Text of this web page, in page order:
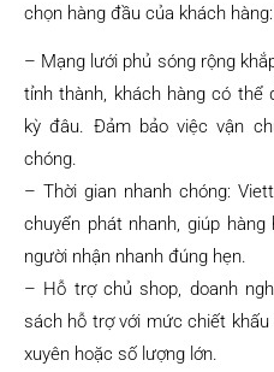
chọn hàng đầu của khách hàng:
– Mạng lưới phủ sóng rộng
tỉnh thành, khách hàng có thể
kỳ đâu. Đảm bảo việc vận
chóng.
– Thời gian nhanh chóng:
chuyển phát nhanh, giúp
người nhận nhanh đúng hẹn.
– Hỗ trợ chủ shop, doanh
sách hỗ trợ với mức chiết
xuyên hoặc số lượng lớn.